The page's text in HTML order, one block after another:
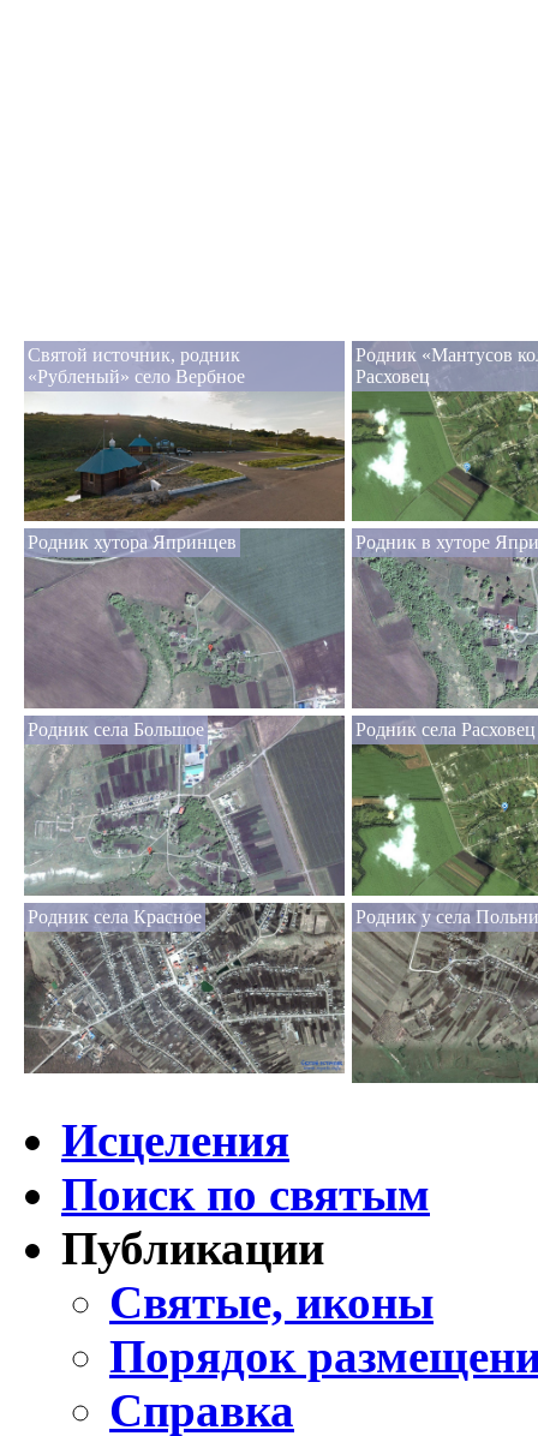
Святой источник, родник
«Рубленый» село Вербное
Родник «Мантусов
Расховец
Родник хутора Япринцев Родник в хуторе
Родник села Большое Родник села Расховец
Родник села Красное Родник у села
Исцеления
Поиск по святым
Публикации
Святые, иконы
Порядок
Справка